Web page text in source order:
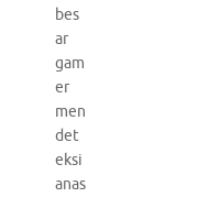
bes
ar
gam
er
men
det
eksi
anas